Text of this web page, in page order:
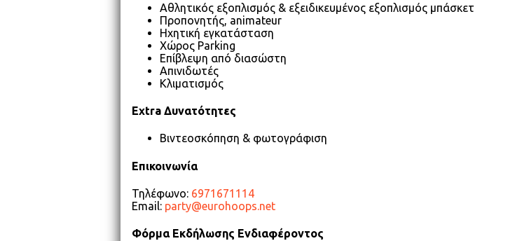
Αθλητικός εξοπλισμός & εξειδικευμένος εξοπλισμός μπάσκετ
Προπονητής, animateur
Ηχητική εγκατάσταση
Χώρος Parking
Επίβλεψη από διασώστη
Aπινιδωτές
Κλιματισμός
Extra Δυνατότητες
Βιντεοσκόπηση & φωτογράφιση
Επικοινωνία
Τηλέφωνο: 6971671114
Email: party@eurohoops.net
Φόρμα Εκδήλωσης Ενδιαφέροντος